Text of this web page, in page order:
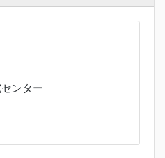
ンター